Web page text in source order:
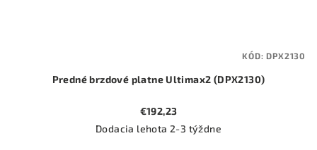
Predné brzdové platne Ultimax2 (DPX2130)
€192,23
Dodacia lehota 2-3 týždne
KÓD:DPX2130